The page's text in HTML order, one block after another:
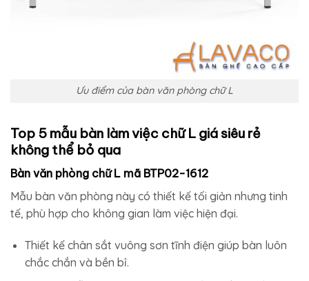
Ưu điểm của bàn văn phòng chữ L
Top 5 mẫu bàn làm việc chữ L giá siêu rẻ
không thể bỏ qua
Bàn văn phòng chữ L mã BTP02-1612
Mẫu bàn văn phòng này có thiết kế tối giản nhưng tinh
tế, phù hợp cho không gian làm việc hiện đại.
Thiết kế chân sắt vuông sơn tĩnh điện giúp bàn luôn
chắc chắn và bền bỉ.